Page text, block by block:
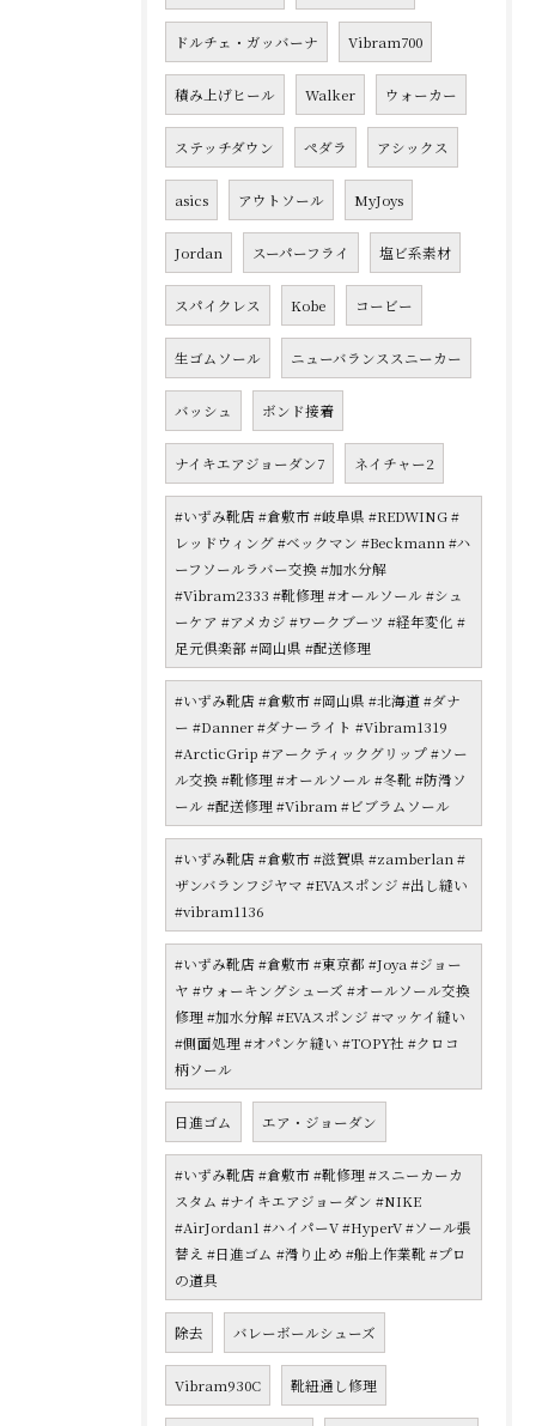
ドルチェ・ガッバーナ Vibram700
積み上げヒール Walker ウォーカー
ステッチダウン ペダラ アシックス
asics アウトソール MyJoys
Jordan スーパーフライ 塩ビ系素材
スパイクレス Kobe コービー
生ゴムソール ニューバランススニーカー
バッシュ ボンド接着
ナイキエアジョーダン7 ネイチャー2
#いずみ靴店 #倉敷市 #岐阜県 #REDWING #
レッドウィング #ベックマン #Beckmann #ハ
ーフソールラバー交換 #加水分解
#Vibram2333 #靴修理 #オールソール #シュ
ーケア #アメカジ #ワークブーツ #経年変化 #
足元倶楽部 #岡山県 #配送修理
#いずみ靴店 #倉敷市 #岡山県 #北海道 #ダナ
ー #Danner #ダナーライト #Vibram1319
#ArcticGrip #アークティックグリップ #ソー
ル交換 #靴修理 #オールソール #冬靴 #防滑ソ
ール #配送修理 #Vibram #ビブラムソール
#いずみ靴店 #倉敷市 #滋賀県 #zamberlan #
ザンバランフジヤマ #EVAスポンジ #出し縫い
#vibram1136
#いずみ靴店 #倉敷市 #東京都 #Joya #ジョー
ヤ #ウォーキングシューズ #オールソール交換
修理 #加水分解 #EVAスポンジ #マッケイ縫い
#側面処理 #オパンケ縫い #TOPY社 #クロコ
柄ソール
日進ゴム エア・ジョーダン
#いずみ靴店 #倉敷市 #靴修理 #スニーカーカ
スタム #ナイキエアジョーダン #NIKE
#AirJordan1 #ハイパーV #HyperV #ソール張
替え #日進ゴム #滑り止め #船上作業靴 #プロ
の道具
除去 バレーボールシューズ
Vibram930C 靴紐通し修理